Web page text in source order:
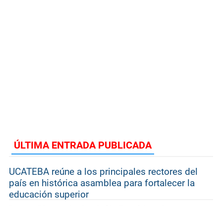
ÚLTIMA ENTRADA PUBLICADA
UCATEBA reúne a los principales rectores del
país en histórica asamblea para fortalecer la
educación superior